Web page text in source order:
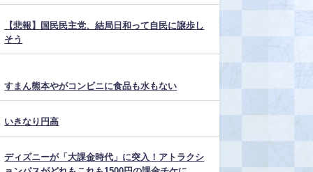
【悲報】国民民主党、結局日和って自民に譲歩し
そう
すまん熊本やがコンビニに食品も水もない
いきなり円高
ディズニーが「大課金時代」に突入！アトラクシ